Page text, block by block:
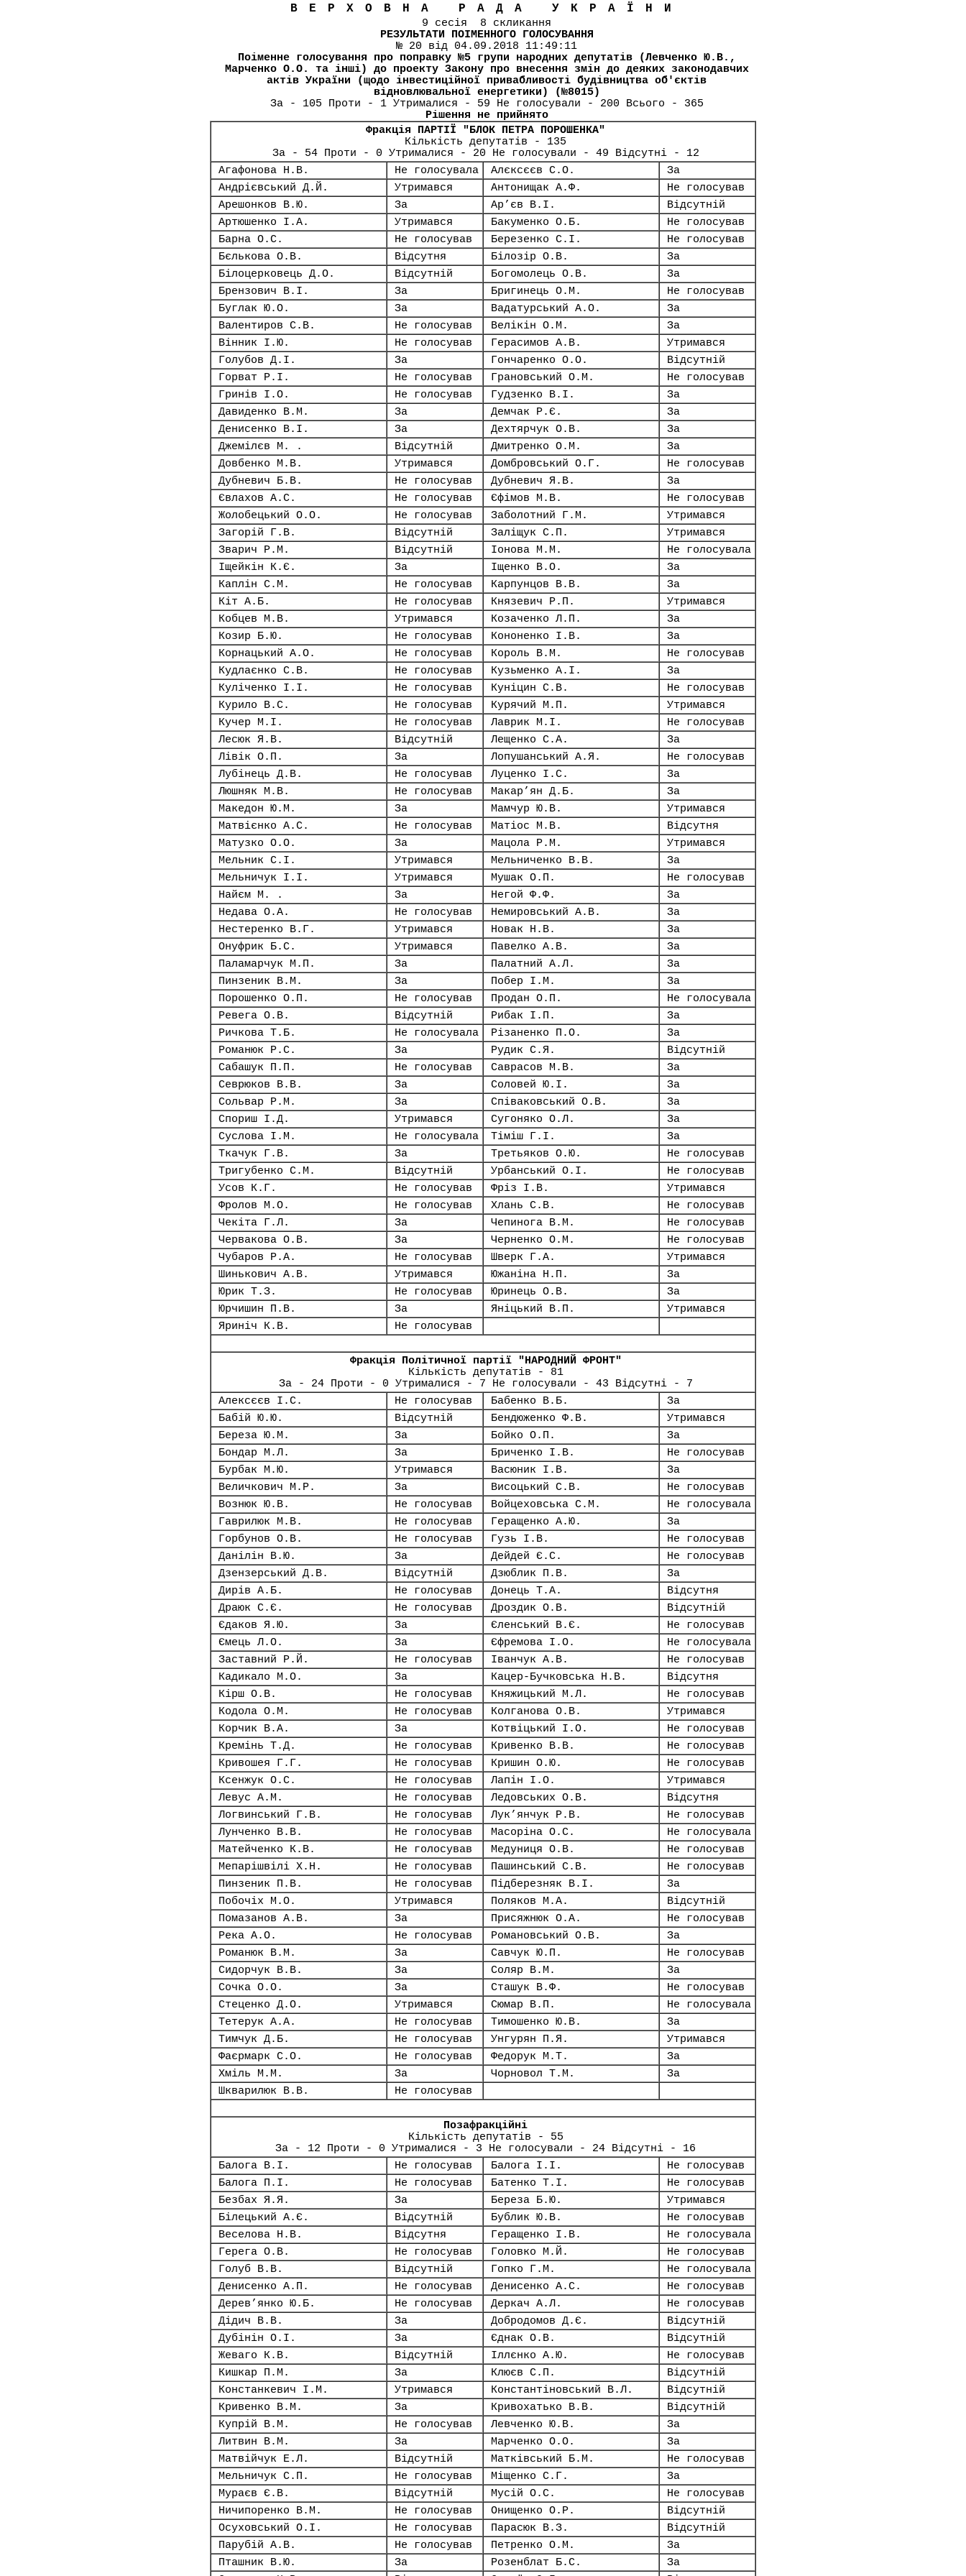
ВЕРХОВНА РАДА УКРАЇНИ
9 сесія 8 скликання
РЕЗУЛЬТАТИ ПОІМЕННОГО ГОЛОСУВАННЯ
№ 20 від 04.09.2018 11:49:11
Поіменне голосування про поправку №5 групи народних депутатів (Левченко Ю.В.,
Марченко О.О. та інші) до проекту Закону про внесення змін до деяких законодавчих
актів України (щодо інвестиційної привабливості будівництва об'єктів
відновлювальної енергетики) (№8015)
За - 105 Проти - 1 Утрималися - 59 Не голосували - 200 Всього - 365
Рішення не прийнято
Фракція ПАРТІЇ "БЛОК ПЕТРА ПОРОШЕНКА"
Кількість депутатів - 135
За - 54 Проти - 0 Утрималися - 20 Не голосували - 49 Відсутні - 12
Агафонова Н.В.
Не голосувала Алєксєєв С.О.
За
Андрієвський Д.Й.
Утримався Антонищак А.Ф.
Не голосував
Арешонков В.Ю.
За Ар’єв В.І.
Відсутній
Артюшенко І.А.
Утримався Бакуменко О.Б.
Не голосував
Барна О.С.
Не голосував Березенко С.І.
Не голосував
Бєлькова О.В.
Відсутня Білозір О.В.
За
Білоцерковець Д.О.
Відсутній Богомолець О.В.
За
Брензович В.І.
За Бригинець О.М.
Не голосував
Буглак Ю.О.
За Вадатурський А.О.
За
Валентиров С.В.
Не голосував Велікін О.М.
За
Вінник І.Ю.
Не голосував Герасимов А.В.
Утримався
Голубов Д.І.
За Гончаренко О.О.
Відсутній
Горват Р.І.
Не голосував Грановський О.М.
Не голосував
Гринів І.О.
Не голосував Гудзенко В.І.
За
Давиденко В.М.
За Демчак Р.Є.
За
Денисенко В.І.
За Дехтярчук О.В.
За
Джемілєв М. .
Відсутній Дмитренко О.М.
За
Довбенко М.В.
Утримався Домбровський О.Г.
Не голосував
Дубневич Б.В.
Не голосував Дубневич Я.В.
За
Євлахов А.С.
Не голосував Єфімов М.В.
Не голосував
Жолобецький О.О.
Не голосував Заболотний Г.М.
Утримався
Загорій Г.В.
Відсутній Заліщук С.П.
Утримався
Зварич Р.М.
Відсутній Іонова М.М.
Не голосувала
Іщейкін К.Є.
За Іщенко В.О.
За
Каплін С.М.
Не голосував Карпунцов В.В.
За
Кіт А.Б.
Не голосував Князевич Р.П.
Утримався
Кобцев М.В.
Утримався Козаченко Л.П.
За
Козир Б.Ю.
Не голосував Кононенко І.В.
За
Корнацький А.О.
Не голосував Король В.М.
Не голосував
Кудлаєнко С.В.
Не голосував Кузьменко А.І.
За
Куліченко І.І.
Не голосував Куніцин С.В.
Не голосував
Курило В.С.
Не голосував Курячий М.П.
Утримався
Кучер М.І.
Не голосував Лаврик М.І.
Не голосував
Лесюк Я.В.
Відсутній Лещенко С.А.
За
Лівік О.П.
За Лопушанський А.Я.
Не голосував
Лубінець Д.В.
Не голосував Луценко І.С.
За
Люшняк М.В.
Не голосував Макар’ян Д.Б.
За
Македон Ю.М.
За Мамчур Ю.В.
Утримався
Матвієнко А.С.
Не голосував Матіос М.В.
Відсутня
Матузко О.О.
За Мацола Р.М.
Утримався
Мельник С.І.
Утримався Мельниченко В.В.
За
Мельничук І.І.
Утримався Мушак О.П.
Не голосував
Найєм М. .
За Негой Ф.Ф.
За
Недава О.А.
Не голосував Немировський А.В.
За
Нестеренко В.Г.
Утримався Новак Н.В.
За
Онуфрик Б.С.
Утримався Павелко А.В.
За
Паламарчук М.П.
За Палатний А.Л.
За
Пинзеник В.М.
За Побер І.М.
За
Порошенко О.П.
Не голосував Продан О.П.
Не голосувала
Ревега О.В.
Відсутній Рибак І.П.
За
Ричкова Т.Б.
Не голосувала Різаненко П.О.
За
Романюк Р.С.
За Рудик С.Я.
Відсутній
Сабашук П.П.
Не голосував Саврасов М.В.
За
Севрюков В.В.
За Соловей Ю.І.
За
Сольвар Р.М.
За Співаковський О.В.
За
Спориш І.Д.
Утримався Сугоняко О.Л.
За
Суслова І.М.
Не голосувала Тіміш Г.І.
За
Ткачук Г.В.
За Третьяков О.Ю.
Не голосував
Тригубенко С.М.
Відсутній Урбанський О.І.
Не голосував
Усов К.Г.
Не голосував Фріз І.В.
Утримався
Фролов М.О.
Не голосував Хлань С.В.
Не голосував
Чекіта Г.Л.
За Чепинога В.М.
Не голосував
Червакова О.В.
За Черненко О.М.
Не голосував
Чубаров Р.А.
Не голосував Шверк Г.А.
Утримався
Шинькович А.В.
Утримався Южаніна Н.П.
За
Юрик Т.З.
Не голосував Юринець О.В.
За
Юрчишин П.В.
За Яніцький В.П.
Утримався
Яриніч К.В.
Не голосував
Фракція Політичної партії "НАРОДНИЙ ФРОНТ"
Кількість депутатів - 81
За - 24 Проти - 0 Утрималися - 7 Не голосували - 43 Відсутні - 7
Алексєєв І.С.
Не голосував Бабенко В.Б.
За
Бабій Ю.Ю.
Відсутній Бендюженко Ф.В.
Утримався
Береза Ю.М.
За Бойко О.П.
За
Бондар М.Л.
За Бриченко І.В.
Не голосував
Бурбак М.Ю.
Утримався Васюник І.В.
За
Величкович М.Р.
За Висоцький С.В.
Не голосував
Вознюк Ю.В.
Не голосував Войцеховська С.М.
Не голосувала
Гаврилюк М.В.
Не голосував Геращенко А.Ю.
За
Горбунов О.В.
Не голосував Гузь І.В.
Не голосував
Данілін В.Ю.
За Дейдей Є.С.
Не голосував
Дзензерський Д.В.
Відсутній Дзюблик П.В.
За
Дирів А.Б.
Не голосував Донець Т.А.
Відсутня
Драюк С.Є.
Не голосував Дроздик О.В.
Відсутній
Єдаков Я.Ю.
За Єленський В.Є.
Не голосував
Ємець Л.О.
За Єфремова І.О.
Не голосувала
Заставний Р.Й.
Не голосував Іванчук А.В.
Не голосував
Кадикало М.О.
За Кацер-Бучковська Н.В.
Відсутня
Кірш О.В.
Не голосував Княжицький М.Л.
Не голосував
Кодола О.М.
Не голосував Колганова О.В.
Утримався
Корчик В.А.
За Котвіцький І.О.
Не голосував
Кремінь Т.Д.
Не голосував Кривенко В.В.
Не голосував
Кривошея Г.Г.
Не голосував Кришин О.Ю.
Не голосував
Ксенжук О.С.
Не голосував Лапін І.О.
Утримався
Левус А.М.
Не голосував Ледовських О.В.
Відсутня
Логвинський Г.В.
Не голосував Лук’янчук Р.В.
Не голосував
Лунченко В.В.
Не голосував Масоріна О.С.
Не голосувала
Матейченко К.В.
Не голосував Медуниця О.В.
Не голосував
Мепарішвілі Х.Н.
Не голосував Пашинський С.В.
Не голосував
Пинзеник П.В.
Не голосував Підберезняк В.І.
За
Побочіх М.О.
Утримався Поляков М.А.
Відсутній
Помазанов А.В.
За Присяжнюк О.А.
Не голосував
Река А.О.
Не голосував Романовський О.В.
За
Романюк В.М.
За Савчук Ю.П.
Не голосував
Сидорчук В.В.
За Соляр В.М.
За
Сочка О.О.
За Сташук В.Ф.
Не голосував
Стеценко Д.О.
Утримався Сюмар В.П.
Не голосувала
Тетерук А.А.
Не голосував Тимошенко Ю.В.
За
Тимчук Д.Б.
Не голосував Унгурян П.Я.
Утримався
Фаєрмарк С.О.
Не голосував Федорук М.Т.
За
Хміль М.М.
За Чорновол Т.М.
За
Шкварилюк В.В.
Не голосував
Позафракційні
Кількість депутатів - 55
За - 12 Проти - 0 Утрималися - 3 Не голосували - 24 Відсутні - 16
Балога В.І.
Не голосував Балога І.І.
Не голосував
Балога П.І.
Не голосував Батенко Т.І.
Не голосував
Безбах Я.Я.
За Береза Б.Ю.
Утримався
Білецький А.Є.
Відсутній Бублик Ю.В.
Не голосував
Веселова Н.В.
Відсутня Геращенко І.В.
Не голосувала
Герега О.В.
Не голосував Головко М.Й.
Не голосував
Голуб В.В.
Відсутній Гопко Г.М.
Не голосувала
Денисенко А.П.
Не голосував Денисенко А.С.
Не голосував
Дерев’янко Ю.Б.
Не голосував Деркач А.Л.
Не голосував
Дідич В.В.
За Добродомов Д.Є.
Відсутній
Дубінін О.І.
За Єднак О.В.
Відсутній
Жеваго К.В.
Відсутній Іллєнко А.Ю.
Не голосував
Кишкар П.М.
За Клюєв С.П.
Відсутній
Констанкевич І.М.
Утримався Константіновський В.Л.
Відсутній
Кривенко В.М.
За Кривохатько В.В.
Відсутній
Купрій В.М.
Не голосував Левченко Ю.В.
За
Литвин В.М.
За Марченко О.О.
За
Матвійчук Е.Л.
Відсутній Матківський Б.М.
Не голосував
Мельничук С.П.
Не голосував Міщенко С.Г.
За
Мураєв Є.В.
Відсутній Мусій О.С.
Не голосував
Ничипоренко В.М.
Не голосував Онищенко О.Р.
Відсутній
Осуховський О.І.
Не голосував Парасюк В.З.
Відсутній
Парубій А.В.
Не голосував Петренко О.М.
За
Пташник В.Ю.
За Розенблат Б.С.
За